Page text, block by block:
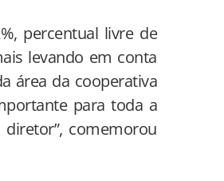
percentual livre de
levando em conta
área da cooperativa
para toda a
comemorou